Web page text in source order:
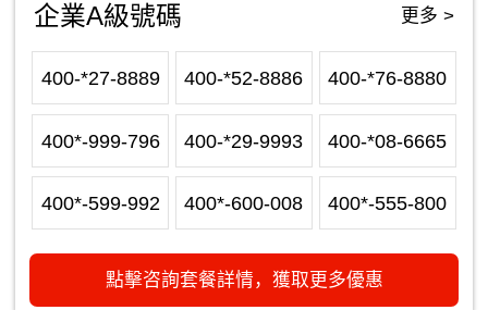
企業A級號碼 更多 >
400-*27-8889 400-*52-8886 400-*76-8880
400*-999-796 400-*29-9993 400-*08-6665
400*-599-992 400*-600-008 400*-555-800
點擊咨詢套餐詳情，獲取更多優惠